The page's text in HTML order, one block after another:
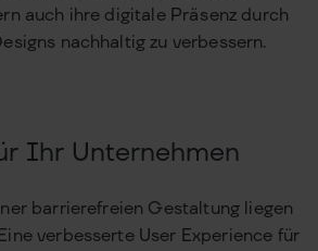
auch ihre digitale Präsenz durch
nachhaltig zu verbessern.
Ihr Unternehmen
barrierefreien Gestaltung liegen
verbesserte User Experience für